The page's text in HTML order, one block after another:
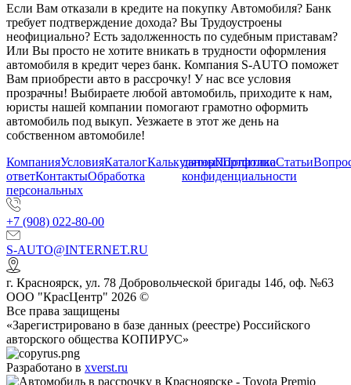
Если Вам отказали в кредите на покупку Автомобиля? Банк
требует подтверждение дохода? Вы Трудоустроены
неофициально? Есть задолженность по судебным приставам?
Или Вы просто не хотите вникать в трудности оформления
автомобиля в кредит через банк. Компания S-AUTO поможет
Вам приобрести авто в рассрочку! У нас все условия
прозрачны! Выбираете любой автомобиль, приходите к нам,
юристы нашей компании помогают грамотно оформить
автомобиль под выкуп. Уезжаете в этот же день на
собственном автомобиле!
КомпанияУсловияКаталогКалькуляторПортфолиоСтатьи
ответКонтактыОбработка
персональных
данныхПолитика
конфиденциальности
+7 (908) 022-80-00
S-AUTO@INTERNET.RU
г. Красноярск, ул. 78 Добровольческой бригады 14б, оф. №63
ООО "КрасЦентр" 2026 ©
Все права защищены
«Зарегистрировано в базе данных (реестре) Российского
авторского общества КОПИРУС»
Разработано в xverst.ru